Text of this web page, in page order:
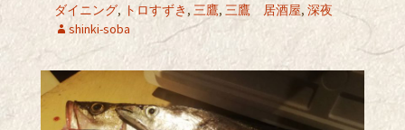
ダイニング, トロすずき , 三鷹, 三鷹 居酒屋, 深夜
shinki-soba